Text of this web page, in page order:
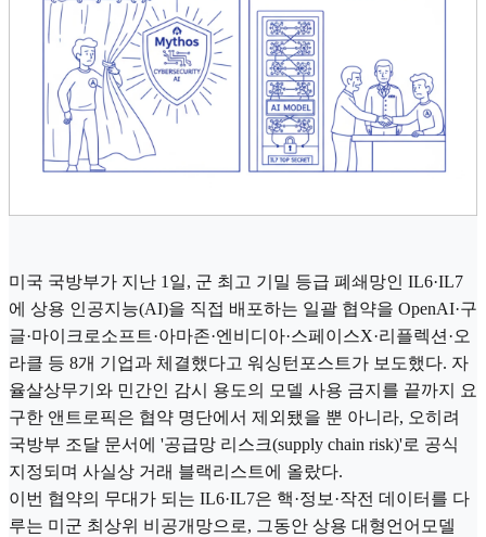
미국 국방부가 지난 1일, 군 최고 기밀 등급 폐쇄망인 IL6·IL7
에 상용 인공지능(AI)을 직접 배포하는 일괄 협약을 OpenAI·구
글·마이크로소프트·아마존·엔비디아·스페이스X·리플렉션·오
라클 등 8개 기업과 체결했다고 워싱턴포스트가 보도했다. 자
율살상무기와 민간인 감시 용도의 모델 사용 금지를 끝까지 요
구한 앤트로픽은 협약 명단에서 제외됐을 뿐 아니라, 오히려
국방부 조달 문서에 '공급망 리스크(supply chain risk)'로 공식
지정되며 사실상 거래 블랙리스트에 올랐다.
이번 협약의 무대가 되는 IL6·IL7은 핵·정보·작전 데이터를 다
루는 미군 최상위 비공개망으로, 그동안 상용 대형언어모델